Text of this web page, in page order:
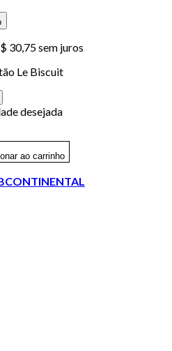
30,75 sem juros
Le Biscuit
desejada
ao carrinho